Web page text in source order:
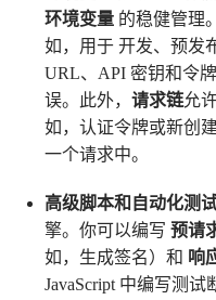
环境变量 的稳健管理
如，用于 开发、 预发
URL、API 密钥和令
误。此外， 请求链允
如，认证令牌或新创
一个请求中。
高级脚本和自动化测
擎。你可以编写 预请
如，生成签名）和 响
JavaScript 中编写测